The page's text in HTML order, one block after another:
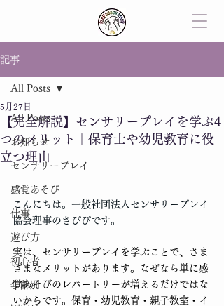
記事
All Posts
お知らせ
センサリープレイ
感覚あそび
仕事
遊び方
初心者
年齢別
All Posts
【完全解説】センサリープレイを学ぶ4
つのメリット｜保育士や幼児教育に役
立つ理由
5月27日
こんにちは。一般社団法人センサリープレイ
協会理事のさぴぴです。
実は、センサリープレイを学ぶことで、さま
ざまなメリットがあります。なぜなら単に感
覚あそびのレパートリーが増えるだけではな
いからです。保育・幼児教育・親子教室・イ